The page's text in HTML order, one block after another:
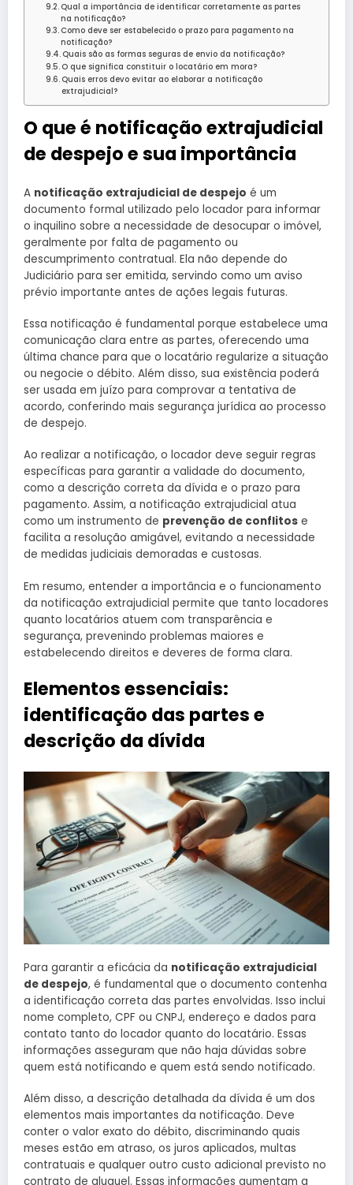
Qual a importância de identificar corretamente as partes
na notificação?
Como deve ser estabelecido o prazo para pagamento na
notificação?
Quais são as formas seguras de envio da notificação?
O que significa constituir o locatário em mora?
Quais erros devo evitar ao elaborar a notificação
extrajudicial?
O que é notificação extrajudicial
de despejo e sua importância
A notificação extrajudicial de despejo é um
documento formal utilizado pelo locador para informar
o inquilino sobre a necessidade de desocupar o imóvel,
geralmente por falta de pagamento ou
descumprimento contratual. Ela não depende do
Judiciário para ser emitida, servindo como um aviso
prévio importante antes de ações legais futuras.
Essa notificação é fundamental porque estabelece uma
comunicação clara entre as partes, oferecendo uma
última chance para que o locatário regularize a situação
ou negocie o débito. Além disso, sua existência poderá
ser usada em juízo para comprovar a tentativa de
acordo, conferindo mais segurança jurídica ao processo
de despejo.
Ao realizar a notificação, o locador deve seguir regras
específicas para garantir a validade do documento,
como a descrição correta da dívida e o prazo para
pagamento. Assim, a notificação extrajudicial atua
como um instrumento de prevenção de conflitos e
facilita a resolução amigável, evitando a necessidade
de medidas judiciais demoradas e custosas.
Em resumo, entender a importância e o funcionamento
da notificação extrajudicial permite que tanto locadores
quanto locatários atuem com transparência e
segurança, prevenindo problemas maiores e
estabelecendo direitos e deveres de forma clara.
Elementos essenciais:
identificação das partes e
descrição da dívida
Para garantir a eficácia da notificação extrajudicial
de despejo, é fundamental que o documento contenha
a identificação correta das partes envolvidas. Isso inclui
nome completo, CPF ou CNPJ, endereço e dados para
contato tanto do locador quanto do locatário. Essas
informações asseguram que não haja dúvidas sobre
quem está notificando e quem está sendo notificado.
Além disso, a descrição detalhada da dívida é um dos
elementos mais importantes da notificação. Deve
conter o valor exato do débito, discriminando quais
meses estão em atraso, os juros aplicados, multas
contratuais e qualquer outro custo adicional previsto no
contrato de aluguel. Essas informações aumentam a